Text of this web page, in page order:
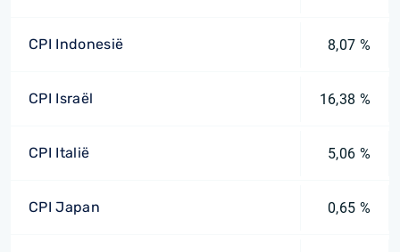
CPI Indonesië 8,07 %
CPI Israël 16,38 %
CPI Italië 5,06 %
CPI Japan 0,65 %